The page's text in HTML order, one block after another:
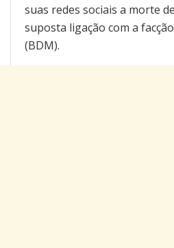
suas redes sociais a morte
suposta ligação com a
(BDM).